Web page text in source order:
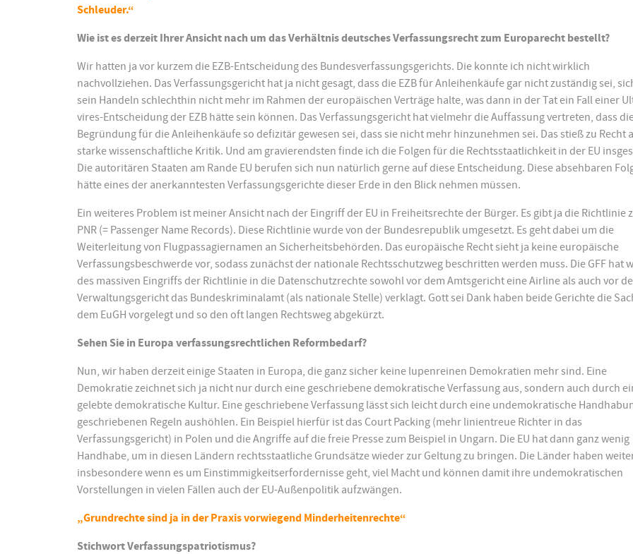
Schleuder.“
Wie ist es derzeit Ihrer Ansicht nach um das Verhältnis deutsches Verfassungsrecht zum Europarecht bestellt?
Wir hatten ja vor kurzem die EZB-Entscheidung des Bundesverfassungsgerichts. Die konnte ich nicht wirklich
nachvollziehen. Das Verfassungsgericht hat ja nicht gesagt, dass die EZB für Anleihenkäufe gar nicht zuständig sei,
sein Handeln schlechthin nicht mehr im Rahmen der europäischen Verträge halte, was dann in der Tat ein Fall einer
vires-Entscheidung der EZB hätte sein können. Das Verfassungsgericht hat vielmehr die Auffassung vertreten, dass
Begründung für die Anleihenkäufe so defizitär gewesen sei, dass sie nicht mehr hinzunehmen sei. Das stieß zu Recht
starke wissenschaftliche Kritik. Und am gravierendsten finde ich die Folgen für die Rechtsstaatlichkeit in der EU
Die autoritären Staaten am Rande EU berufen sich nun natürlich gerne auf diese Entscheidung. Diese absehbaren
hätte eines der anerkanntesten Verfassungsgerichte dieser Erde in den Blick nehmen müssen.
Ein weiteres Problem ist meiner Ansicht nach der Eingriff der EU in Freiheitsrechte der Bürger. Es gibt ja die Richtlinie
PNR (= Passenger Name Records). Diese Richtlinie wurde von der Bundesrepublik umgesetzt. Es geht dabei um die
Weiterleitung von Flugpassagiernamen an Sicherheitsbehörden. Das europäische Recht sieht ja keine europäische
Verfassungsbeschwerde vor, sodass zunächst der nationale Rechtsschutzweg beschritten werden muss. Die GFF hat
des massiven Eingriffs der Richtlinie in die Datenschutzrechte sowohl vor dem Amtsgericht eine Airline als auch vor
Verwaltungsgericht das Bundeskriminalamt (als nationale Stelle) verklagt. Gott sei Dank haben beide Gerichte die
dem EuGH vorgelegt und so den oft langen Rechtsweg abgekürzt.
Sehen Sie in Europa verfassungsrechtlichen Reformbedarf?
Nun, wir haben derzeit einige Staaten in Europa, die ganz sicher keine lupenreinen Demokratien mehr sind. Eine
Demokratie zeichnet sich ja nicht nur durch eine geschriebene demokratische Verfassung aus, sondern auch durch
gelebte demokratische Kultur. Eine geschriebene Verfassung lässt sich leicht durch eine undemokratische
geschriebenen Regeln aushöhlen. Ein Beispiel hierfür ist das Court Packing (mehr linientreue Richter in das
Verfassungsgericht) in Polen und die Angriffe auf die freie Presse zum Beispiel in Ungarn. Die EU hat dann ganz wenig
Handhabe, um in diesen Ländern rechtsstaatliche Grundsätze wieder zur Geltung zu bringen. Die Länder haben
insbesondere wenn es um Einstimmigkeitserfordernisse geht, viel Macht und können damit ihre undemokratischen
Vorstellungen in vielen Fällen auch der EU-Außenpolitik aufzwängen.
„Grundrechte sind ja in der Praxis vorwiegend Minderheitenrechte“
Stichwort Verfassungspatriotismus?